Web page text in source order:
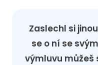
Zaslechl si
se o ní se
výmluvu